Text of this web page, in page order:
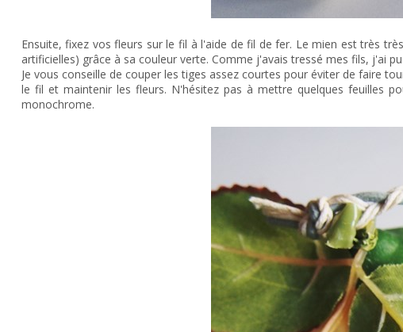
Ensuite, fixez vos fleurs sur le fil à l'aide de fil de fer. Le mien est très
artificielles) grâce à sa couleur verte. Comme j'avais tressé mes fils, j'ai
Je vous conseille de couper les tiges assez courtes pour éviter de faire
le fil et maintenir les fleurs. N'hésitez pas à mettre quelques feuilles
monochrome.